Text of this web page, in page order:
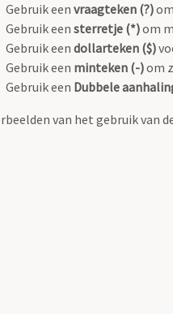
Gebruik een vraagteken (?)
Gebruik een sterretje (*)om
Gebruik een dollarteken ($)
Gebruik een minteken (-)om
Gebruik een Dubbele
van het gebruik van